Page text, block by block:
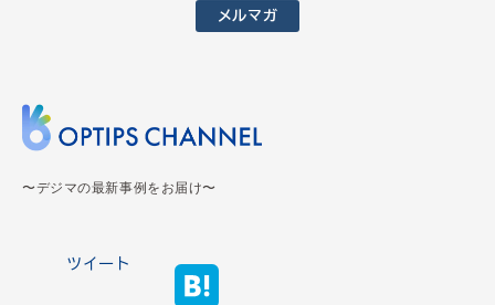
メルマガ
〜デジマの最新事例をお届け〜
ツイート